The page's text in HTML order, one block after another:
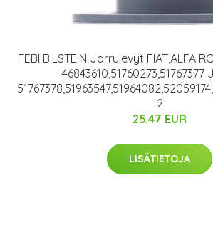
FEBI BILSTEIN Jarrulevyt FIAT,ALFA
2
25.47 EUR
LISÄTIETOJA